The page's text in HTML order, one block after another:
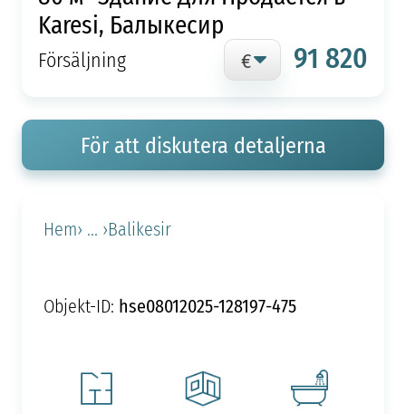
Karesi, Балыкесир
Försäljning 91 820
För att diskutera detaljerna
Hem› ... ›Balikesir
Objekt-ID: hse08012025-128197-475